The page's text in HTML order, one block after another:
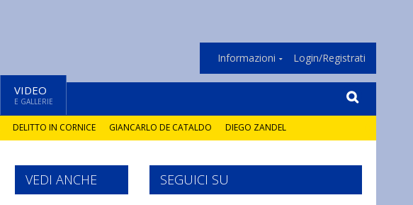
Informazioni Login/Registrati
VIDEO
E GALLERIE
DELITTO IN CORNICE GIANCARLO DE CATALDO DIEGO ZANDEL
SEGUICI SU
VEDI ANCHE